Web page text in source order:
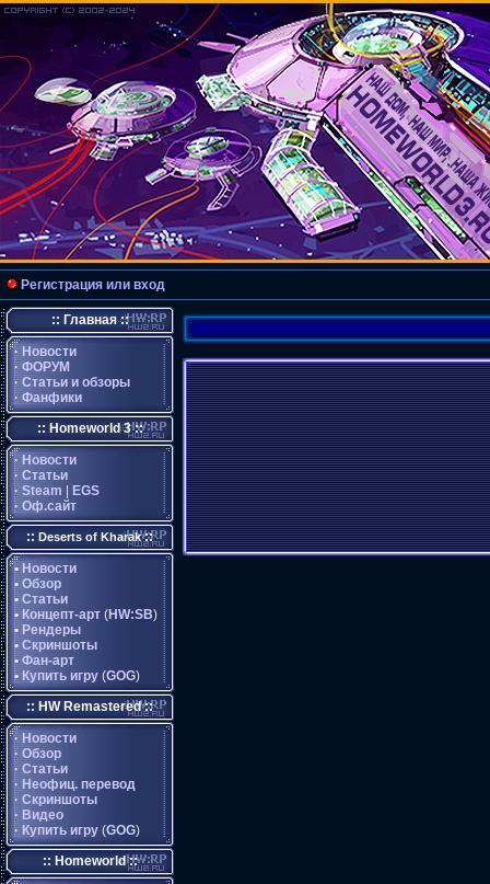
Регистрация или вход
:: Главная ::
· Новости
· ФОРУМ
· Статьи и обзоры
· Фанфики
:: Homeworld 3 ::
· Новости
· Статьи
· Steam
EGS
· Оф.сайт
:: Deserts of Kharak::
• Новости
• Обзор
• Статьи
• Концепт-арт (HW:SB)
• Рендеры
• Скриншоты
• Фан-арт
• Купить игру (GOG)
:: HW Remastered ::
· Новости
· Обзор
· Статьи
· Неофиц. перевод
· Скриншоты
· Видео
· Купить игру (GOG)
:: Homeworld ::